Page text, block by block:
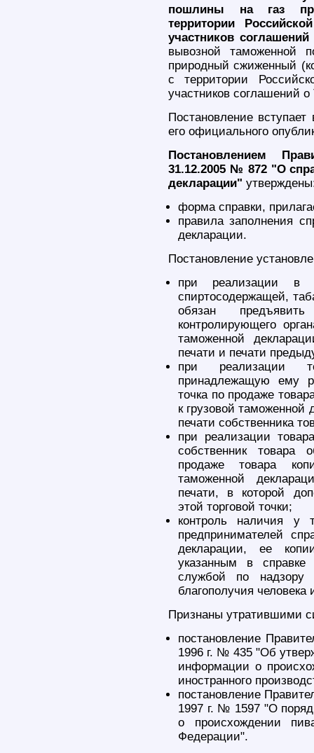
пошлины на газ
территории
участников
вывозной таможенной
природный сжиженный
с территории
участников соглашений
Постановление
его официального
Постановлением
31.12.2005 № 872 "О
декларации"
форма справки,
правила заполнения
декларации.
Постановление
при реализации в
спиртосодержащей,
обязан
контролирующего
таможенной
печати и печати
при реализации
принадлежащую ему
точка по продаже
к грузовой таможенной
печати собственника
при реализации
собственник товара
продаже товара
таможенной
печати, в которой
этой торговой точки;
контроль наличия у
предпринимателей
декларации, ее
указанным в справке
службой по
благополучия
Признаны утратившими
постановление
1996 г. № 435 "Об
информации о
иностранного
постановление
1997 г. № 1597 "О
о происхождении
Федерации".